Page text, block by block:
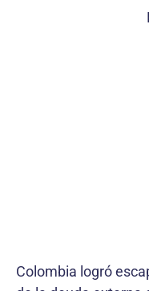
Colombia logró